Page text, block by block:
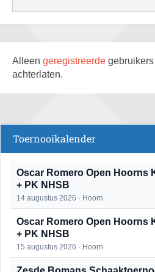
Alleen geregistreerde
achterlaten.
Toernooikalender
Oscar Romero Open Hoorns
+ PK NHSB
14 augustus 2026 · Hoorn
Oscar Romero Open Hoorns
+ PK NHSB
15 augustus 2026 · Hoorn